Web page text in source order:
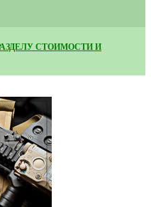
СТОИМОСТИ И